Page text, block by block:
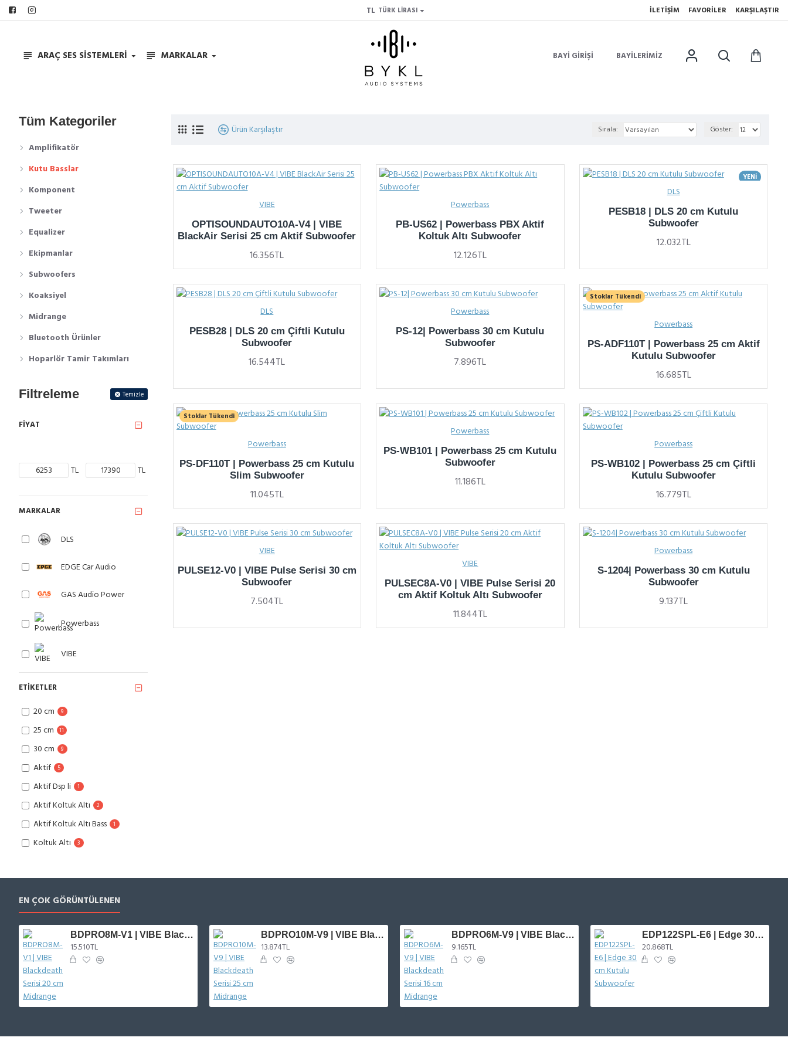
TL TÜRK LIRASI İLETIŞIM FAVORILER KARŞILAŞTIR
ARAÇ SES SISTEMLERI MARKALAR BAYI GIRIŞI BAYILERIMIZ
Tüm Kategoriler
Amplifikatör
Kutu Basslar
Komponent
Tweeter
Equalizer
Ekipmanlar
Subwoofers
Koaksiyel
Midrange
Bluetooth Ürünler
Hoparlör Tamir Takımları
Filtreleme Temizle
FIYAT
TL TL
MARKALAR
DLS
EDGE Car Audio
GAS Audio Power
Powerbass
VIBE
ETIKETLER
20 cm 9
25 cm 11
30 cm 9
Aktif 5
Aktif Dsp li 1
Aktif Koltuk Altı 2
Aktif Koltuk Altı Bass 1
Koltuk Altı 3
Kutulu Subwoofer 2
MAD 1
Subwoofer 24
Ürün Karşılaştır Sırala: Göster:
VIBE
OPTISOUNDAUTO10A-V4 | VIBE
BlackAir Serisi 25 cm Aktif Subwoofer
16.356TL
Powerbass
PB-US62 | Powerbass PBX Aktif
Koltuk Altı Subwoofer
12.126TL
YENI
DLS
PESB18 | DLS 20 cm Kutulu
Subwoofer
12.032TL
DLS
PESB28 | DLS 20 cm Çiftli Kutulu
Subwoofer
16.544TL
Powerbass
PS-12| Powerbass 30 cm Kutulu
Subwoofer
7.896TL
Stoklar Tükendi
Powerbass
PS-ADF110T | Powerbass 25 cm Aktif
Kutulu Subwoofer
16.685TL
Stoklar Tükendi
Powerbass
PS-DF110T | Powerbass 25 cm Kutulu
Slim Subwoofer
11.045TL
Powerbass
PS-WB101 | Powerbass 25 cm Kutulu
Subwoofer
11.186TL
Powerbass
PS-WB102 | Powerbass 25 cm Çiftli
Kutulu Subwoofer
16.779TL
VIBE
PULSE12-V0 | VIBE Pulse Serisi 30 cm
Subwoofer
7.504TL
VIBE
PULSEC8A-V0 | VIBE Pulse Serisi 20
cm Aktif Koltuk Altı Subwoofer
11.844TL
Powerbass
S-1204| Powerbass 30 cm Kutulu
Subwoofer
9.137TL
EN ÇOK GÖRÜNTÜLENEN
BDPRO8M-V1 | VIBE Blackdeath Serisi 20 cm Midrange
15.510TL
BDPRO10M-V9 | VIBE Blackdeath Serisi 25 cm Midrange
13.874TL
BDPRO6M-V9 | VIBE Blackdeath Serisi 16 cm Midrange
9.165TL
EDP122SPL-E6 | Edge 30 cm Kutulu Subwoofer
20.868TL